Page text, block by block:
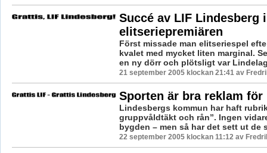
Succé av LIF Lindesberg i
elitseriepremiären
Först missade man elitseriespel
kvalet med mycket liten marginal.
en ny dörr och plötsligt var
21 september 2005 klockan 21:41 av
Sporten är bra reklam för
Lindesbergs kommun har haft
gruppvåldtäkt och rån”. Ingen
bygden – men så har det sett ut de
22 september 2005 klockan 11:12 av